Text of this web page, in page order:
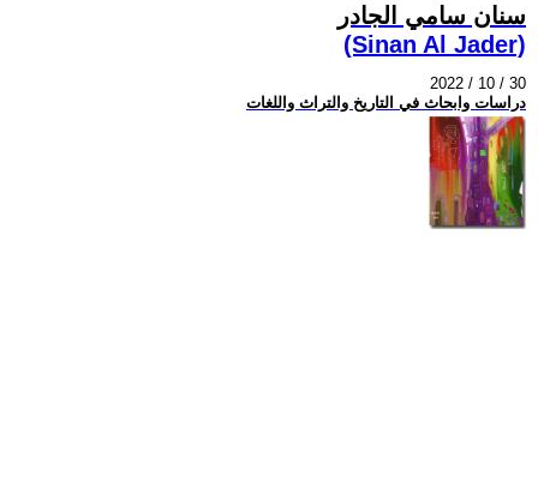
سنان سامي الجادر
(Sinan Al Jader)
2022 / 10 / 30
دراسات وابحاث في التاريخ والتراث واللغات